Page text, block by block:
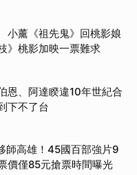
薰《祖先鬼》回桃影娘
桃影加映一票難求
恩、阿達睽違10年世紀合
下不了台
師高雄！45國百部強片9
價僅85元搶票時間曝光